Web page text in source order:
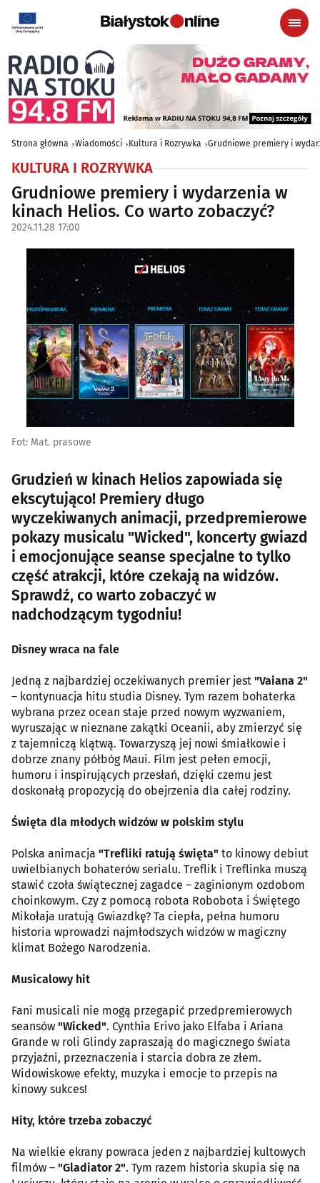
Strona główna Wiadomości Kultura i Rozrywka Grudniowe premiery i
KULTURA I ROZRYWKA
Grudniowe premiery i wydarzenia w
kinach Helios. Co warto zobaczyć?
2024.11.28 17:00
Fot: Mat. prasowe
Grudzień w kinach Helios zapowiada się
ekscytująco! Premiery długo
wyczekiwanych animacji, przedpremierowe
pokazy musicalu "Wicked", koncerty gwiazd
i emocjonujące seanse specjalne to tylko
część atrakcji, które czekają na widzów.
Sprawdź, co warto zobaczyć w
nadchodzącym tygodniu!
Disney wraca na fale
Jedną z najbardziej oczekiwanych premier jest "Vaiana 2"
– kontynuacja hitu studia Disney. Tym razem bohaterka
wybrana przez ocean staje przed nowym wyzwaniem,
wyruszając w nieznane zakątki Oceanii, aby zmierzyć się
z tajemniczą klątwą. Towarzyszą jej nowi śmiałkowie i
dobrze znany półbóg Maui. Film jest pełen emocji,
humoru i inspirujących przesłań, dzięki czemu jest
doskonałą propozycją do obejrzenia dla całej rodziny.
Święta dla młodych widzów w polskim stylu
Polska animacja "Trefliki ratują święta" to kinowy debiut
uwielbianych bohaterów serialu. Treflik i Treflinka muszą
stawić czoła świątecznej zagadce – zaginionym ozdobom
choinkowym. Czy z pomocą robota Robobota i Świętego
Mikołaja uratują Gwiazdkę? Ta ciepła, pełna humoru
historia wprowadzi najmłodszych widzów w magiczny
klimat Bożego Narodzenia.
Musicalowy hit
Fani musicali nie mogą przegapić przedpremierowych
seansów "Wicked". Cynthia Erivo jako Elfaba i Ariana
Grande w roli Glindy zapraszają do magicznego świata
przyjaźni, przeznaczenia i starcia dobra ze złem.
Widowiskowe efekty, muzyka i emocje to przepis na
kinowy sukces!
Hity, które trzeba zobaczyć
Na wielkie ekrany powraca jeden z najbardziej kultowych
filmów – "Gladiator 2". Tym razem historia skupia się na